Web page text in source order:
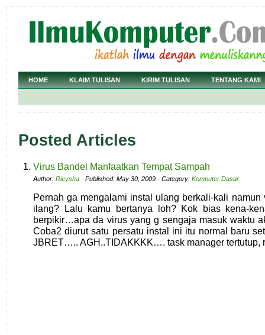
HOME KLAIM TULISAN KIRIM TULISAN TENTANG KAMI
Posted Articles
Virus Bandel Manfaatkan Tempat Sampah
Author: Rieysha · Published: May 30, 2009 · Category: Komputer Dasar
Pernah ga mengalami instal ulang berkali-kali
ilang? Lalu kamu bertanya loh? Kok bias kena-
berpikir…apa da virus yang g sengaja masuk waktu
Coba2 diurut satu persatu instal ini itu normal baru
JBRET….. AGH..TIDAKKKK…. task manager tertutup,